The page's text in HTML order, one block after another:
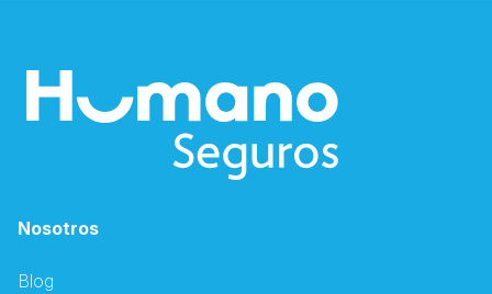
Nosotros
Blog